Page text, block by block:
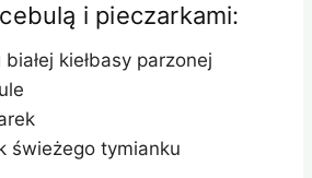
i pieczarkami:
białej kiełbasy parzonej
świeżego tymianku